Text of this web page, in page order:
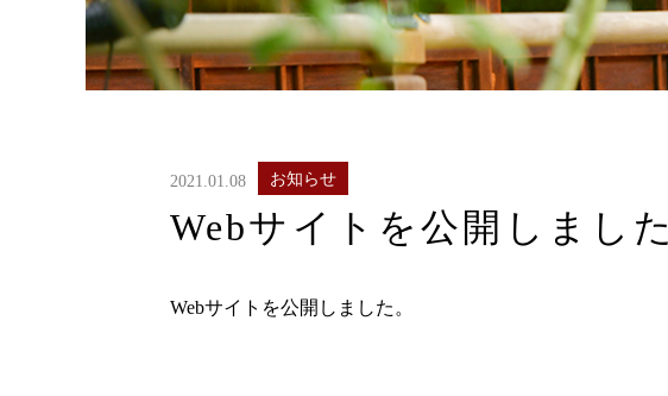
2021.01.08 お知らせ
Webサイトを公開しました
Webサイトを公開しました。